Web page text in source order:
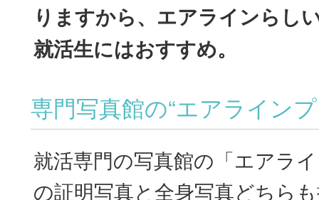
りますから、エアラインらし
就活生にはおすすめ。
専門写真館の“エアライン
就活専門の写真館の「エアラ
の証明写真と全身写真どちら